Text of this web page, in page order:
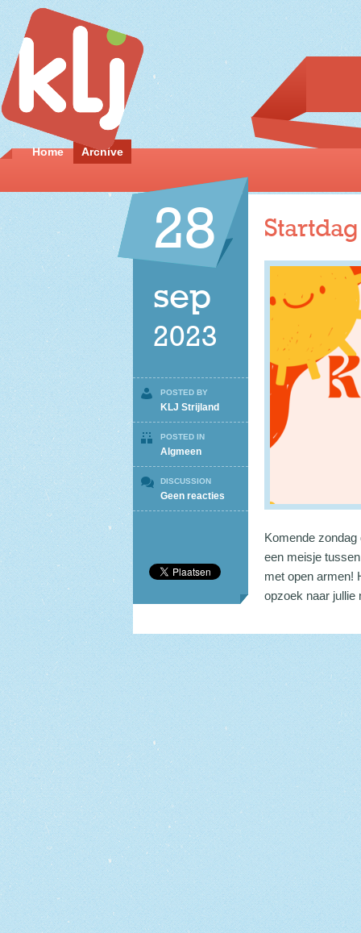
Home Archive
28
sep
2023
POSTED BY
KLJ Strijland
POSTED IN
Algmeen
DISCUSSION
Geen reacties
Startdag
Komende
een meisje
met open armen!
opzoek naar